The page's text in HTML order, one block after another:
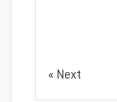
Next »